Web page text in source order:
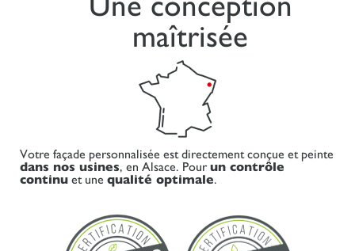
maîtrisée
Votre façade personnalisée est directement conçue et peinte
dans nos usines, en Alsace. Pourun contrôle
continu et une qualité optimale.